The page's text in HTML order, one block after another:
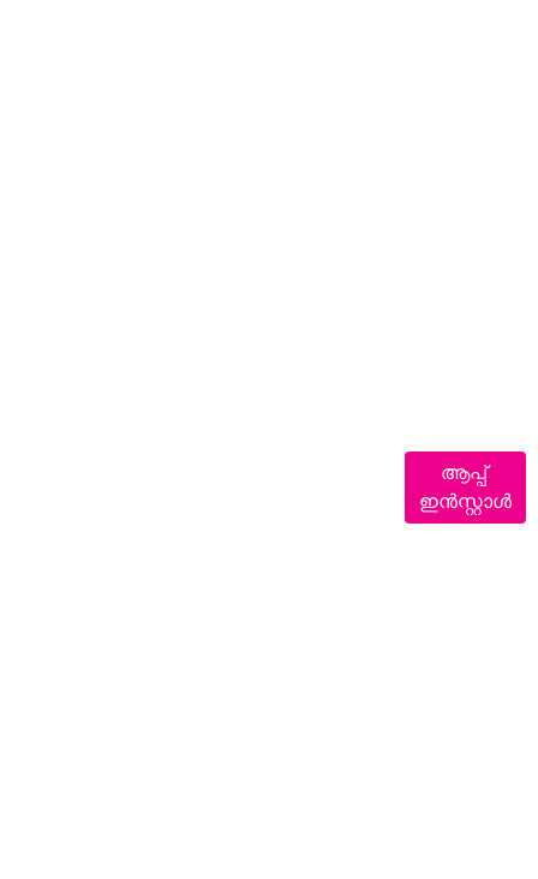
ആപ്പ്
ഇൻസ്റ്റാൾ